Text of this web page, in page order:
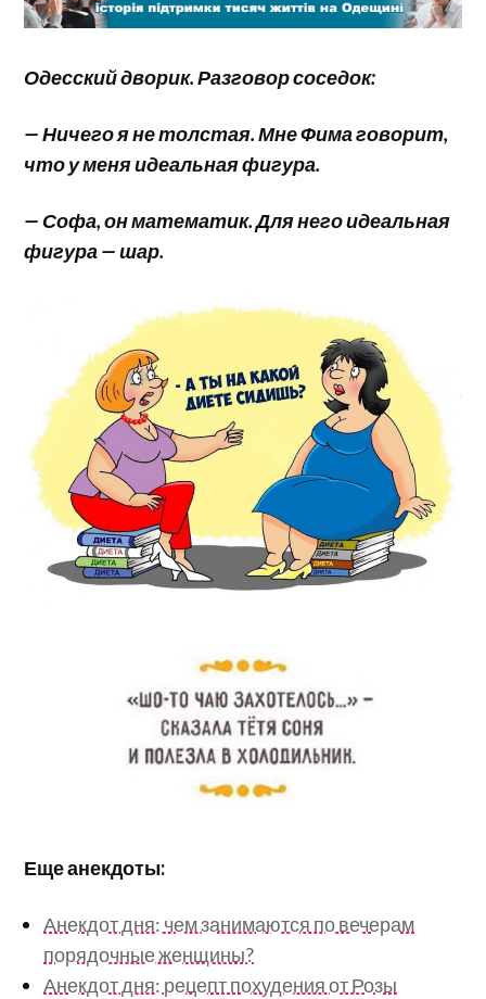
Одесский дворик. Разговор соседок:
— Ничего я не толстая. Мне Фима говорит,
что у меня идеальная фигура.
— Софа, он математик. Для него идеальная
фигура — шар.
Еще анекдоты:
Анекдот дня: чем занимаются по вечерам
порядочные женщины?
Анекдот дня: рецепт похудения от Розы